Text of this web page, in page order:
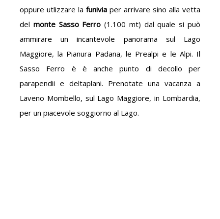
oppure utlizzare la funivia per arrivare sino alla vetta
del monte Sasso Ferro (1.100 mt) dal quale si può
ammirare un incantevole panorama sul Lago
Maggiore, la Pianura Padana, le Prealpi e le Alpi. Il
Sasso Ferro è è anche punto di decollo per
parapendii e deltaplani. Prenotate una vacanza a
Laveno Mombello, sul Lago Maggiore, in Lombardia,
per un piacevole soggiorno al Lago.